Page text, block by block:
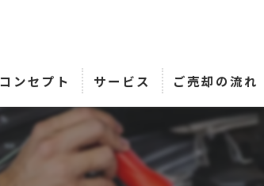
コンセプト サービス ご売却の流れ